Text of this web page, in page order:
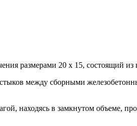
размерами 20 х 15, состоящий из
между сборными
находясь в замкнутом объеме,